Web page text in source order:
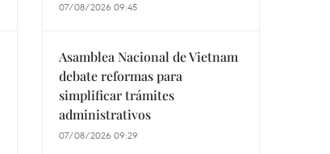
07/08/2026 09:45
Asamblea Nacional de Vietnam
debate reformas para
simplificar trámites
administrativos
07/08/2026 09:29